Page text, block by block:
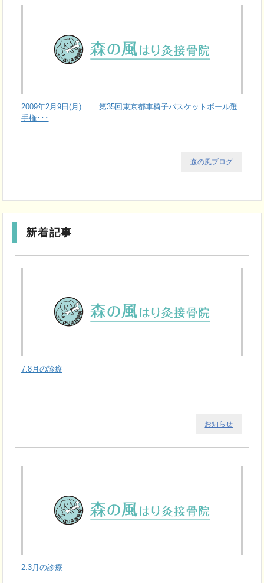
2009年2月9日(月) 第35回東京都車椅子バスケットボール選
手権･･･
森の風ブログ
新着記事
7.8月の診療
お知らせ
2.3月の診療